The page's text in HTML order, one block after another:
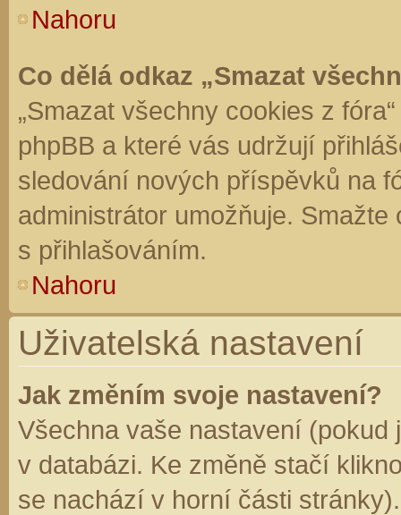
Nahoru
Co dělá odkaz „Smazat
„Smazat všechny cookies z
phpBB a které vás udržují
sledování nových příspěvků na
administrátor umožňuje.
s přihlašováním.
Nahoru
Uživatelská nastavení
Jak změním svoje nastavení?
Všechna vaše nastavení (pokud
v databázi. Ke změně stačí
se nachází v horní části